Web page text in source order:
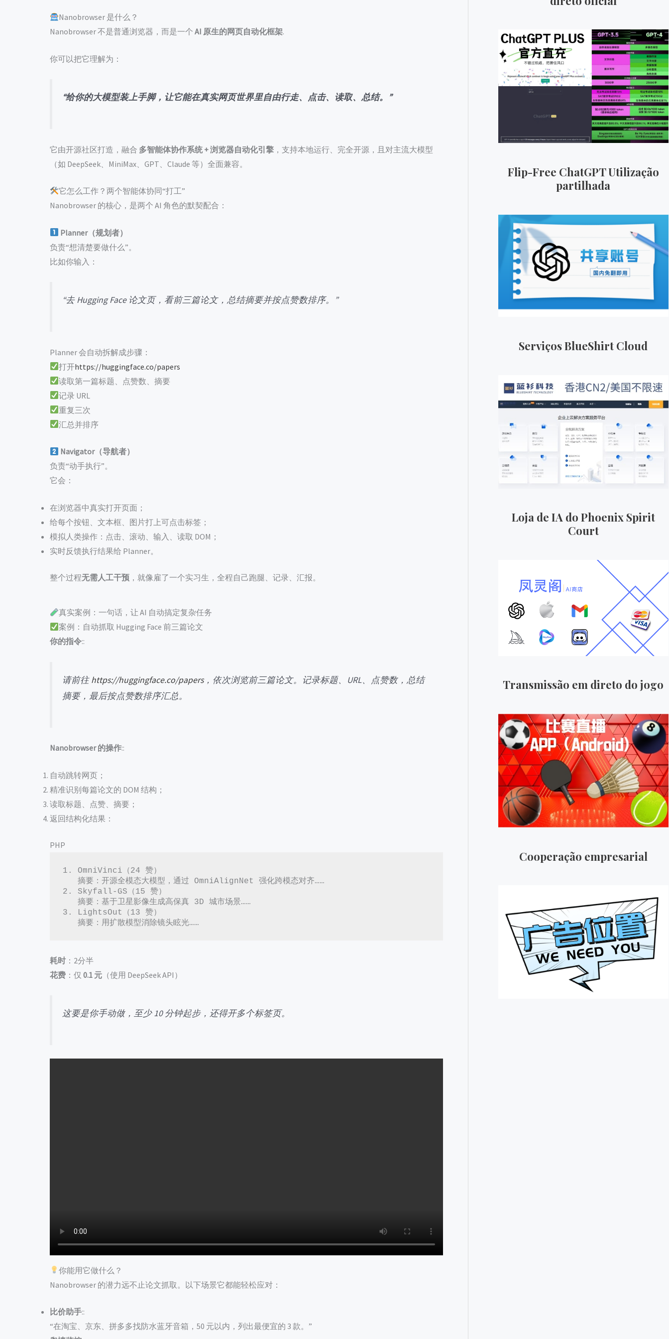
Nanobrowser 是什么？
Nanobrowser 不是普通浏览器，而是一个 AI 原生的网页自动化框架.
你可以把它理解为：
“给你的大模型装上手脚，让它能在真实网页世界里自由行走、点击、读取、总结。”
它由开源社区打造，融合 多智能体协作系统 + 浏览器自动化引擎 ，支持本地运行、完全开源，且对主流大模型
（如 DeepSeek、MiniMax、GPT、Claude 等）全面兼容。
它怎么工作？两个智能体协同“打工”
Nanobrowser 的核心，是两个 AI 角色的默契配合：
Planner（规划者）
负责“想清楚要做什么”。
比如你输入：
“去 Hugging Face 论文页，看前三篇论文，总结摘要并按点赞数排序。”
Planner 会自动拆解成步骤：
打开https://huggingface.co/papers
读取第一篇标题、点赞数、摘要
记录 URL
重复三次
汇总并排序
Navigator（导航者）
负责“动手执行”。
它会：
在浏览器中真实打开页面；
给每个按钮、文本框、图片打上可点击标签；
模拟人类操作：点击、滚动、输入、读取 DOM；
实时反馈执行结果给 Planner。
整个过程无需人工干预 ，就像雇了一个实习生，全程自己跑腿、记录、汇报。
真实案例：一句话，让 AI 自动搞定复杂任务
案例：自动抓取 Hugging Face 前三篇论文
你的指令::
请前往https://huggingface.co/papers，依次浏览前三篇论文。记录标题、URL、点赞数，总结
摘要，最后按点赞数排序汇总。
Nanobrowser 的操作::
自动跳转网页；
精准识别每篇论文的 DOM 结构；
读取标题、点赞、摘要；
返回结构化结果：
PHP
1. OmniVinci（24 赞）
2. Skyfall-GS（15 赞）
3. LightsOut（13 赞）
   摘要：用扩散模型消除镜头眩光……
耗时 ：2分半
花费 ：仅 0.1 元 （使用 DeepSeek API）
这要是你手动做，至少 10 分钟起步，还得开多个标签页。
你能用它做什么？
Nanobrowser 的潜力远不止论文抓取。以下场景它都能轻松应对：
比价助手::
“在淘宝、京东、拼多多找防水蓝牙音箱，50 元以内，列出最便宜的 3 款。”
Flip-Free ChatGPT Utilização
partilhada
Serviços BlueShirt Cloud
Loja de IA do Phoenix Spirit
Court
Transmissão em direto do jogo
Cooperação empresarial